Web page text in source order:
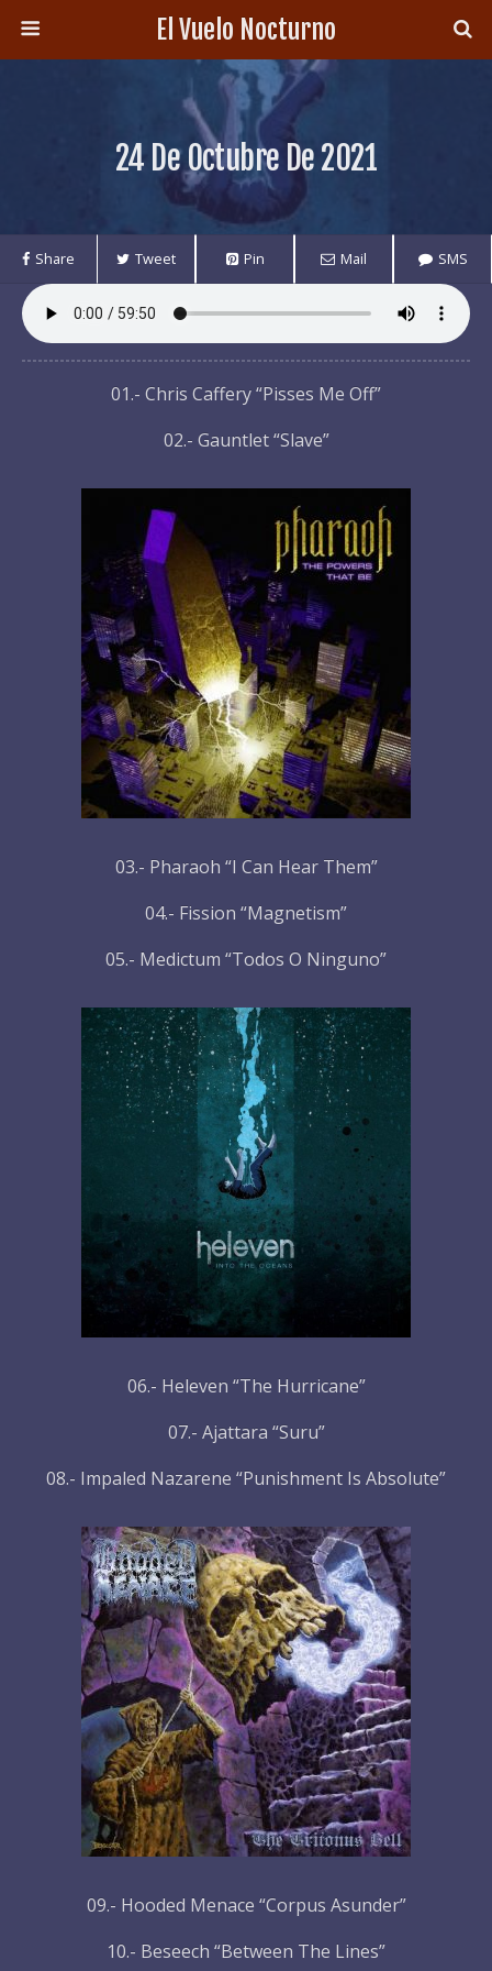
El Vuelo Nocturno
24 De Octubre De 2021
Share Tweet Pin Mail SMS
01.- Chris Caffery “Pisses Me Off”
02.- Gauntlet “Slave”
03.- Pharaoh “I Can Hear Them”
04.- Fission “Magnetism”
05.- Medictum “Todos O Ninguno”
06.- Heleven “The Hurricane”
07.- Ajattara “Suru”
08.- Impaled Nazarene “Punishment Is Absolute”
09.- Hooded Menace “Corpus Asunder”
10.- Beseech “Between The Lines”